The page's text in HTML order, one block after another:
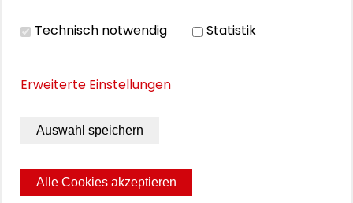
Jochen Partsch
Tanja Brühl
Technisch notwendig Statistik
Erweiterte Einstellungen
Auswahl speichern
Alle Cookies akzeptieren